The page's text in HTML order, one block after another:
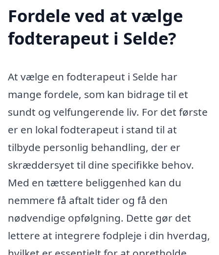
Fordele ved at vælge
fodterapeut i Selde?
At vælge en fodterapeut i Selde har
mange fordele, som kan bidrage til et
sundt og velfungerende liv. For det første
er en lokal fodterapeut i stand til at
tilbyde personlig behandling, der er
skræddersyet til dine specifikke behov.
Med en tættere beliggenhed kan du
nemmere få aftalt tider og få den
nødvendige opfølgning. Dette gør det
lettere at integrere fodpleje i din hverdag,